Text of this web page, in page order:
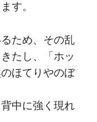
す。
ため、その乱
たし、「ホッ
ほてりやのぼ
中に強く現れ